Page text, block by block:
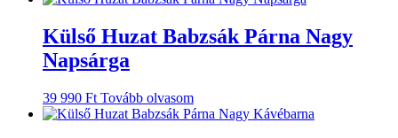
Külső Huzat Babzsák Párna Nagy
Napsárga
39 990 Ft Tovább olvasom